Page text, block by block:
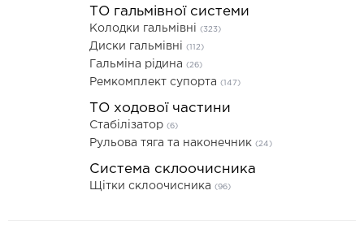
ТО гальмівної системи
Колодки гальмівні (323)
Диски гальмівні (112)
Гальміна рідина (26)
Ремкомплект супорта (147)
ТО ходової частини
Стабілізатор (6)
Рульова тяга та наконечник (24)
Система склоочисника
Щітки склоочисника (96)